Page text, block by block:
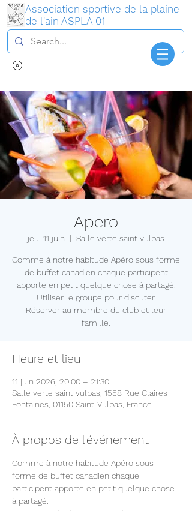
Association sportive de la plaine
de l'ain ASPLA 01
Connexion
Apero
jeu. 11 juin
  |
Salle verte saint vulbas
Comme à notre habitude Apéro sous forme
de buffet canadien chaque participent
apporte en petit quelque chose à partagé.
Utiliser le groupe pour discuter.
Réserver au membre du club et leur
famille.
Heure et lieu
11 juin 2026, 20:00 – 21:30
Salle verte saint vulbas, 1558 Rue Claires
Fontaines, 01150 Saint-Vulbas, France
À propos de l'événement
Comme à notre habitude Apéro sous
forme de buffet canadien chaque
participent apporte en petit quelque chose
à partagé.